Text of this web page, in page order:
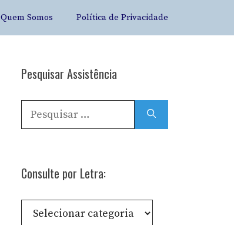
Quem Somos Política de Privacidade
Pesquisar Assistência
Pesquisar
por:
Consulte por Letra:
Consulte